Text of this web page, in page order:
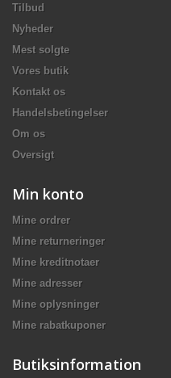
Tilbud
Nyheder
Mest solgte
Vores butik
Kontakt os
Handelsbetingelser
Om os
Oversigt
Min konto
Mine ordrer
Mine returneringer
Mine kreditnotaer
Mine adresser
Mine oplysninger
Mine rabatkuponer
Butiksinformation